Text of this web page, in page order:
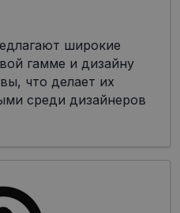
широкие
гамме и дизайну
что делает их
среди дизайнеров